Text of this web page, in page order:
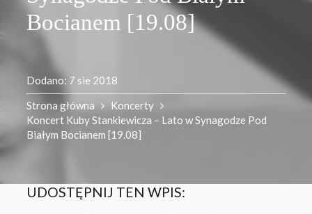
Bocianem [19.08]
Dodano: 7 sie 2018
Strona główna
Koncerty
Koncert Kuby Stankiewicza – Lato w Synagodze Pod
Białym Bocianem [19.08]
UDOSTĘPNIJ TEN WPIS: